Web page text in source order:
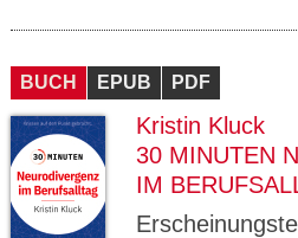
BUCH EPUB PDF
Kristin Kluck
30 MINUTEN
IM